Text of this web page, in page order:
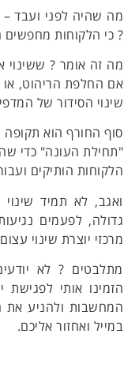
מה שהיה לפני ועבד
? כי הלקוחות מחפשים
מה זה אומר ? ששינוי
אם החלפת הריהוט, או
שינוי הסידור של
סוף החורף הוא
"תחילת העונה" כדי
הלקוחות הותיקים
ואגב, לא תמיד
גדולה, לפעמים
מרכזי יוצרת שינוי
מתלבטים ? לא
הזמינו אותי
במייל ואחזור אליכם.